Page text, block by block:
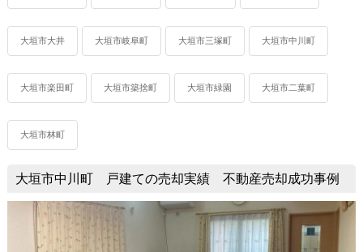
大垣市大井 大垣市岐阜町 大垣市三塚町 大垣市中川町
大垣市楽田町 大垣市築捨町 大垣市緑園 大垣市二葉町
大垣市林町
大垣市中川町 戸建ての売却実績 不動産売却成功事例